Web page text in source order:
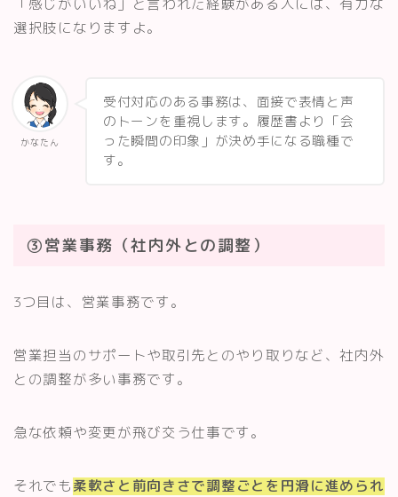
選択肢になりますよ。
かなたん
受付対応のある事務は、面接で表情と声
のトーンを重視します。履歴書より「会
った瞬間の印象」が決め手になる職種で
す。
③営業事務（社内外との調整）
3つ目は、営業事務です。
営業担当のサポートや取引先とのやり取りなど、社内外
との調整が多い事務です。
急な依頼や変更が飛び交う仕事です。
それでも柔軟さと前向きさで調整ごとを円滑に進められ